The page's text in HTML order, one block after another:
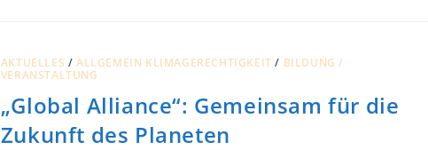
WIRTSCHAFT
DES
MENSCHEN
AKTUELLES /ALLGEMEIN KLIMAGERECHTIGKEIT / BILDUNG /
VERANSTALTUNG
„Global Alliance“: Gemeinsam für die
Zukunft des Planeten